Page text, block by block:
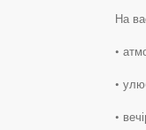
На
•
•
•